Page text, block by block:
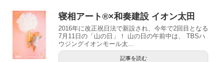
寝相アート®︎×和奏建設 イオン太田
2016年に改正祝日法で新設され、今年で2回目となる
7月11日の「山の日」！ 山の日の午前中は、 TBSハ
ウジングイオンモール太...
記事を読む